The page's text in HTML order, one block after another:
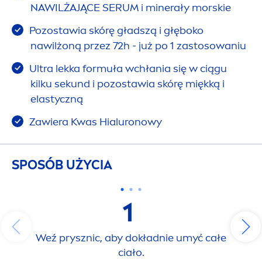
NAWILŻAJĄCE SERUM i minerały morskie
Pozostawia skórę gładszą i głęboko
nawilżoną przez 72h - już po 1 zastosowaniu
Ultra lekka formuła wchłania się w ciągu
kilku sekund i pozostawia skórę miękką i
elastyczną
Zawiera Kwas Hialuronowy
SPOSÓB UŻYCIA
1
Weź prysznic, aby dokładnie umyć całe
ciało.